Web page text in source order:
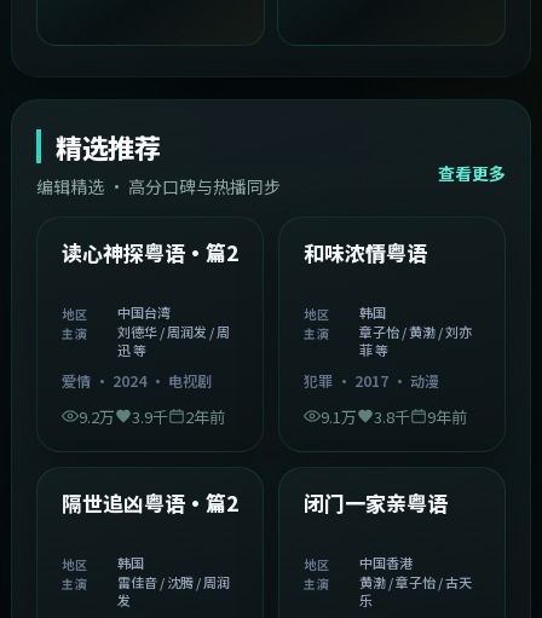
精选推荐
编辑精选 · 高分口碑与热播同步
查看更多
精选
中国台湾 1:54:36
读心神探粤语·篇2
地区 中国台湾
主演
刘德华 / 周润发 / 周
迅 等
爱情· 2024· 电视剧
9.2万 3.9千 2年前
精选
2:08:51
和味浓情粤语
地区 韩国
主演
章子怡 / 黄渤 / 刘亦
菲 等
犯罪· 2017· 动漫
9.1万 3.8千 9年前
精选
隔世追凶粤语·篇2
地区 韩国
主演
雷佳音 / 沈腾 / 周润
发
精选
闭门一家亲粤语
地区 中国香港
主演
黄渤 / 章子怡 / 古天
乐